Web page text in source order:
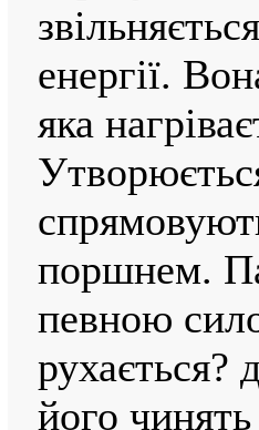
енергії.
яка
поршнем.
певною
рухається?
його